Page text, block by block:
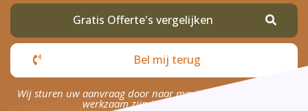
Gratis Offerte's vergelijken
Bel mij terug
Wij sturen uw aanvraag door naar maximaal 4 bedrijven die
werkzaam zijn in uw omgeving.